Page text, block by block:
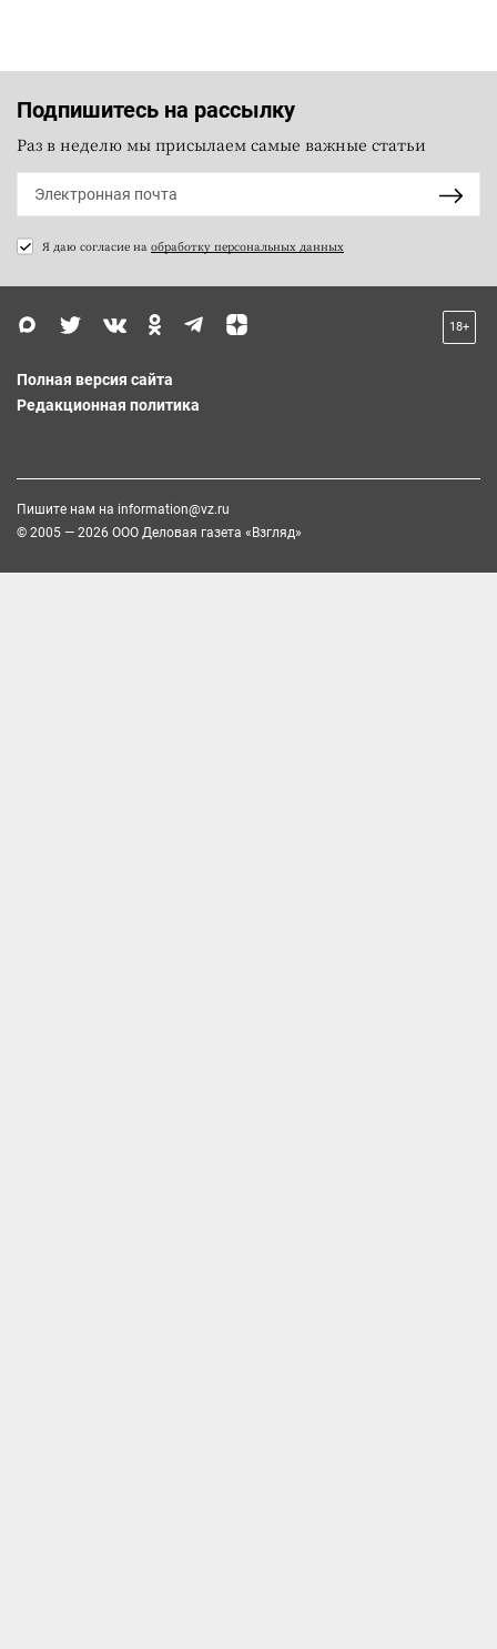
Подпишитесь на рассылку
Раз в неделю мы присылаем самые важные статьи
Я даю согласие на обработку персональных данных
18+
Полная версия сайта
Редакционная политика
Пишите нам на information@vz.ru
© 2005 — 2026 ООО Деловая газета «Взгляд»